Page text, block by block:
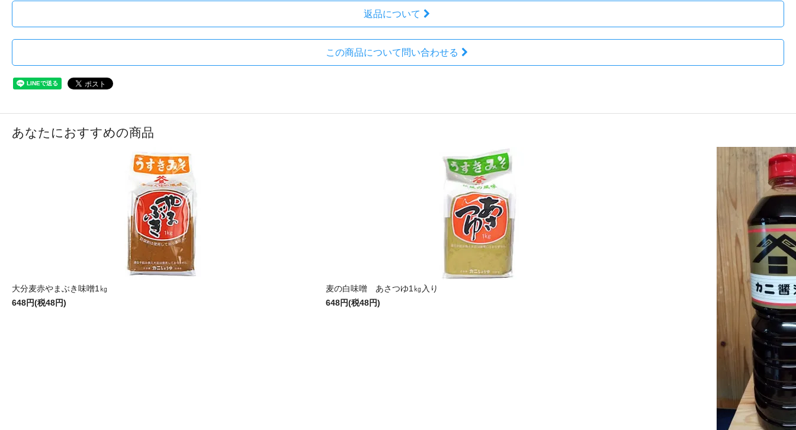
返品について
この商品について問い合わせる
あなたにおすすめの商品
大分麦赤やまぶき味噌1㎏
648円(税48円)
麦の白味噌 あさつゆ1㎏入り
648円(税48円)